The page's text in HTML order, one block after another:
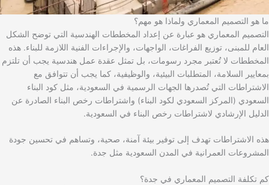
ما هو التصميم المعماري ولماذا هو مهم؟
التصميم المعماري هو عبارة عن إعداد المخططات الهندسية التي توضح الشكل
العام للمبنى، توزيع الفراغات، الواجهات، والإجراءات الفنية اللازمة للبناء. هذه
المخططات لا تُعتبر مجرد رسومات، بل تمثل عقدة عمل هندسية يجب أن تلتزم
بمعايير السلامة، المتطلبات البيئية، والوظيفية، كما يجب أن تتوافق مع
الاشتراطات التي تُصدرها الجهات الرسمية في السعودية، مثل كود البناء
السعودي (المركز السعودي لكود البناء) واشتراطات رخص البناء الصادرة عن
الدليل الإرشادي لاشتراطات رخص البناء في السعودية.
هذه الاشتراطات تهدف إلى توفير بيئة آمنة، صحية، وتساهم في تحسين جودة
المشروعات العمرانية في المدن السعودية مثل جدة.
كم تكلفة التصميم المعماري في جدة؟